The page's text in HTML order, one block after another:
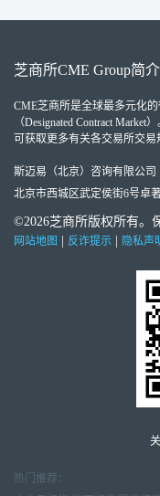
芝商所CME Group简介
CME芝商所是全球最多元化
（Designated Contract Market
可获取更多有关各交易所交易
斯迈易（北京）咨询有限公司
北京市西城区武定侯街6号卓
©2026芝商所版权所有。
网站地图 反诈提示 隐私声
热门推荐：